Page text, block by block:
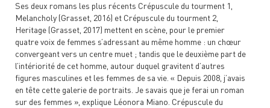
Ses deux romans les plus récents Crépuscule du tourment 1,
Melancholy (Grasset, 2016) et Crépuscule du tourment 2,
Heritage (Grasset, 2017) mettent en scène, pour le premier
quatre voix de femmes s’adressant au même homme : un chœur
convergeant vers un centre muet ; tandis que le deuxième part de
l’intériorité de cet homme, autour duquel gravitent d’autres
figures masculines et les femmes de sa vie. « Depuis 2008, j’avais
en tête cette galerie de portraits. Je savais que je ferai un roman
sur des femmes », explique Léonora Miano. Crépuscule du